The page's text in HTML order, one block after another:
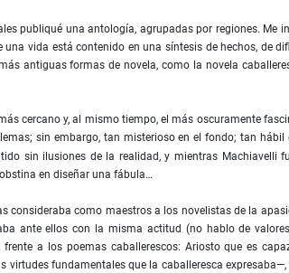
publiqué una antología, agrupadas por regiones. Me
vida está contenido en una síntesis de hechos, de
antiguas formas de novela, como la novela
cercano y, al mismo tiempo, el más oscuramente
sin embargo, tan misterioso en el fondo; tan
sin ilusiones de la realidad, y mientras Machiavelli
en diseñar una fábula…
consideraba como maestros a los novelistas de la
ante ellos con la misma actitud (no hablo de
a los poemas caballerescos: Ariosto que es
fundamentales que la caballeresca